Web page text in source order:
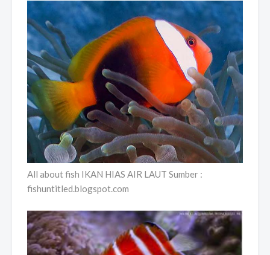
All about fish IKAN HIAS AIR LAUT Sumber :
fishuntitled.blogspot.com